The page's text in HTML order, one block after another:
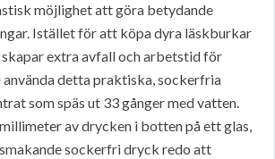
möjlighet att göra betydande
Istället för att köpa dyra läskburkar
extra avfall och arbetstid för
använda detta praktiska, sockerfria
som späs ut 33 gånger med vatten.
av drycken i botten på ett glas,
sockerfri dryck redo att